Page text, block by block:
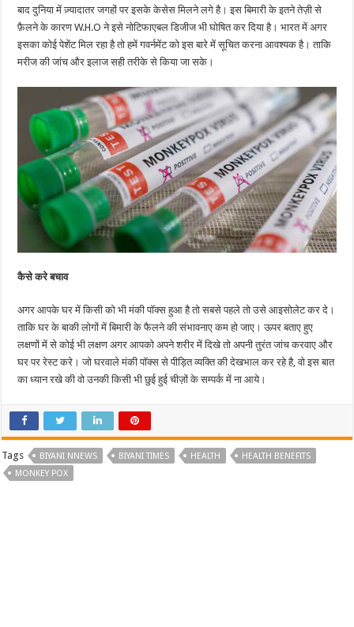
बाद दुनिया में ज़्यादातर जगहों पर इसके केसेस मिलने लगे है। इस बिमारी के इतने तेज़ी से
फ़ैलने के कारण W.H.O ने इसे नोटिफाएबल डिजीज भी घोषित कर दिया है। भारत में अगर
इसका कोई पेशेंट मिल रहा है तो हमें गवर्नमेंट को इस बारे में सूचित करना आवश्यक है। ताकि
मरीज की जांच और इलाज सही तरीके से किया जा सके।
कैसे करे बचाव
अगर आपके घर में किसी को भी मंकी पॉक्स हुआ है तो सबसे पहले तो उसे आइसोलेट कर दे।
ताकि घर के बाकी लोगों में बिमारी के फैलने की संभावनाए कम हो जाए। ऊपर बताए हुए
लक्षणों में से कोई भी लक्षण अगर आपको अपने शरीर में दिखे तो अपनी तुरंत जांच करवाए और
घर पर रेस्ट करे। जो घरवाले मंकी पॉक्स से पीड़ित व्यक्ति की देखभाल कर रहे है, वो इस बात
का ध्यान रखे की वो उनकी किसी भी छुई हुई चीज़ों के सम्पर्क में ना आये।
Tags BIYANI NNEWS BIYANI TIMES HEALTH
HEALTH BENEFITS
MONKEY POX